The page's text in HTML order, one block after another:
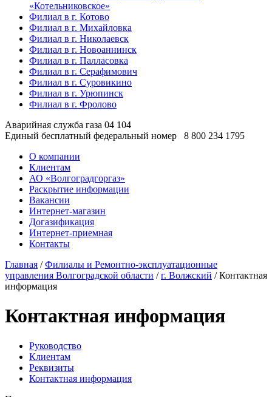
«Котельниковское»
Филиал в г. Котово
Филиал в г. Михайловка
Филиал в г. Николаевск
Филиал в г. Новоаннинск
Филиал в г. Палласовка
Филиал в г. Серафимович
Филиал в г. Суровикино
Филиал в г. Урюпинск
Филиал в г. Фролово
Аварийная служба газа 04 104
Единый бесплатный федеральный номер
8 800 234 1795
О компании
Клиентам
АО «Волгоградгоргаз»
Раскрытие информации
Вакансии
Интернет-магазин
Догазификация
Интернет-приемная
Контакты
Главная /Филиалы и Ремонтно-эксплуатационные
управления Волгоградской области /г. Волжский / Контактная
информация
Контактная информация
Руководство
Клиентам
Реквизиты
Контактная информация